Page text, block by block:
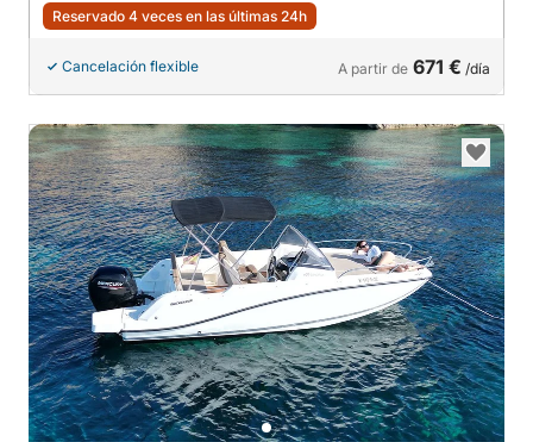
Reservado 4 veces en las últimas 24h
Cancelación flexible A partir de 671 € /día